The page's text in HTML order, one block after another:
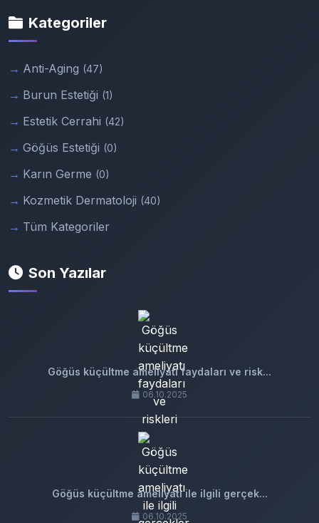
Kategoriler
Anti-Aging (47)
Burun Estetiği (1)
Estetik Cerrahi (42)
Göğüs Estetiği (0)
Karın Germe (0)
Kozmetik Dermatoloji (40)
Tüm Kategoriler
Son Yazılar
Göğüs küçültme ameliyatı faydaları ve risk...
06.10.2025
Göğüs küçültme ameliyatı ile ilgili gerçek...
06.10.2025